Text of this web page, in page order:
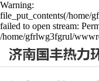
Warning:
file_put_contents(/home/
failed to open stream:
/home/gfrlwg3fgrul/